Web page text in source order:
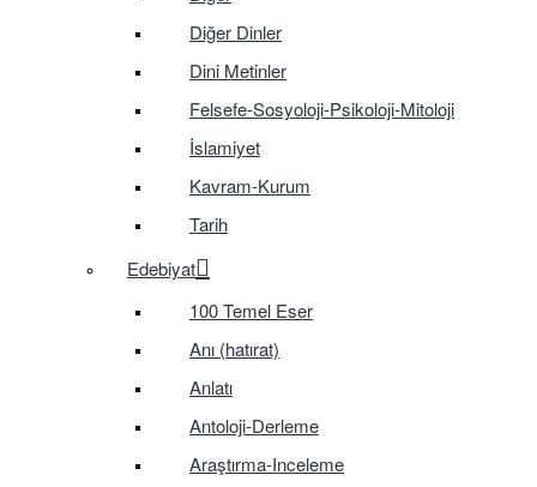
Diğer Dinler
Dini Metinler
Felsefe-Sosyoloji-Psikoloji-Mitoloji
İslamiyet
Kavram-Kurum
Tarih
Edebiyat
100 Temel Eser
Anı (hatırat)
Anlatı
Antoloji-Derleme
Araştırma-Inceleme